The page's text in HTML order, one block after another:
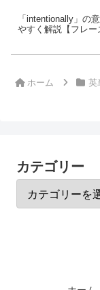
「intentionally」の
やすく解説【フレー
ホーム 英
カテゴリー